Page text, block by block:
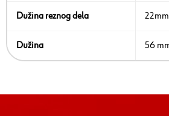
Dužina reznog dela 22mm
Dužina 56